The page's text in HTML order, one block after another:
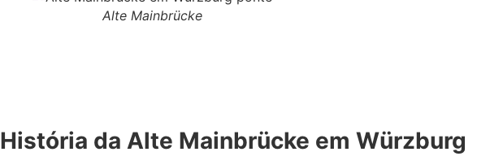
Alte Mainbrücke
História da Alte Mainbrücke em Würzburg